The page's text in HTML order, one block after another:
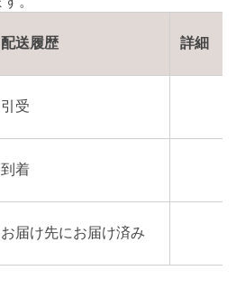
配送履歴 詳細
引受
到着
お届け先にお届け済み